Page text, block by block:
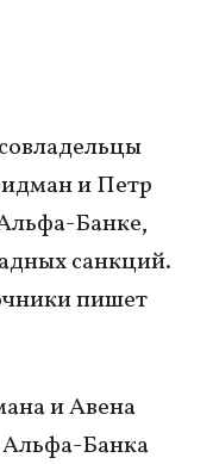
и Петр
Банке,
санкций.
пишет
и Авена
Альфа-Банка